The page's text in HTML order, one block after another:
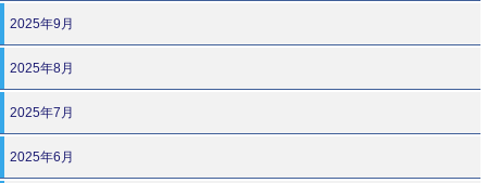
2025年9月
2025年8月
2025年7月
2025年6月